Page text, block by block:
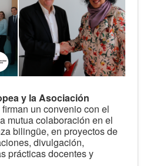
y la Asociación
firman un convenio con el
mutua colaboración en el
bilingüe, en proyectos de
divulgación,
prácticas docentes y